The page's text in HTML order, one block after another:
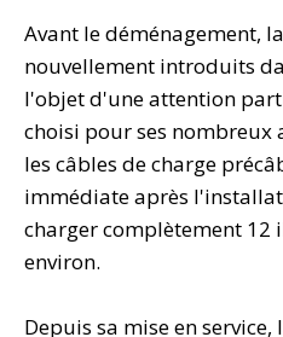
Avant le déménagement,
nouvellement introduits
l'objet d'une attention
choisi pour ses nombreux
les câbles de charge
immédiate après
charger complètement 12
environ.
Depuis sa mise en